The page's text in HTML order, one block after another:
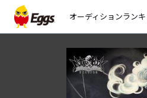
オーディションラン